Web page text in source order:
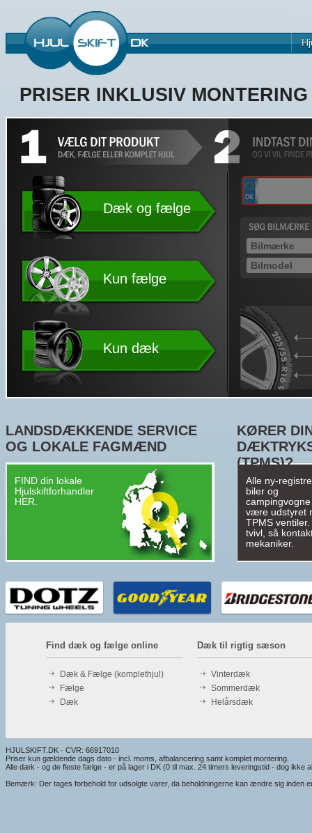
PRISER INKLUSIV
Dæk og fælge
Kun fælge
Kun dæk
LANDSDÆKKENDE SERVICE
OG LOKALE FAGMÆND
FIND din lokale
Hjulskiftforhandler
HER.
KØRER
(TPMS)?
Alle ny-
biler og
campingvogne
være udstyret
TPMS
tvivl, så
mekaniker.
Find dæk og fælge online
Dæk & Fælge (komplethjul)
Fælge
Dæk
Dæk til rigtig sæson
Vinterdæk
Sommerdæk
Helårsdæk
HJULSKIFT.DK · CVR: 66917010
Priser kun gældende dags dato - incl. moms, afbalancering samt komplet montering.
Alle dæk - og de fleste fælge - er på lager i DK (0 til max. 24 timers leveringstid - dog ikke
Bemærk: Der tages forbehold for udsolgte varer, da beholdningerne kan ændre sig inden